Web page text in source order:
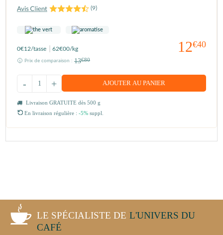
(9)
12€40
0€12/tasse 62€00/kg
Prix de comparaison : 13€80
+
- AJOUTER AU PANIER
Livraison GRATUITE dès 500 g
En livraison régulière : -5% suppl.
LE SPÉCIALISTE DE L'UNIVERS DU
CAFÉ